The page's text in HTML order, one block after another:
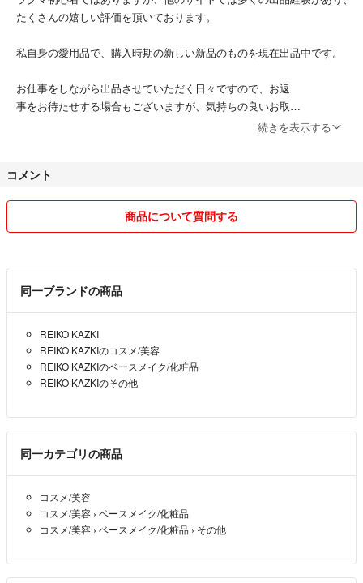
⚫︎角が無いためはがれにくい
肌によりフィットするよう設計されています。
ほうれい線やたるみ、シワなどの肌の悩みに、もっと貼りやすく、もっと
リフトアップできる新形状に
★シートタイプの説明書ですが、よろしければ
★画像１枚目のペーパーファイルはお付けできませ
たくさんの嬉しい評価を頂いております。
私自身の愛用品で、購入時期の新しい新品のものを現在出品中です。
お仕事をしながら出品させていただく日々ですので、お返
事をお待たせする場合もございますが、気持ちの良いお取
引を心掛けたいと思っておりますので、どうぞ宜しくお願い致します。
していく予定ですので、どうぞ宜しくお願い致します。
ご質問などございましたら、お気軽にお問い合わせくださいね(^^)
続きを表示する
コメント
商品について質問する
同一ブランドの商品
REIKO KAZKI
REIKO KAZKIのコスメ/美容
REIKO KAZKIのベースメイク/化粧品
REIKO KAZKIのその他
同一カテゴリの商品
コスメ/美容
コスメ/美容 › ベースメイク/化粧品
コスメ/美容 › ベースメイク/化粧品 › その他